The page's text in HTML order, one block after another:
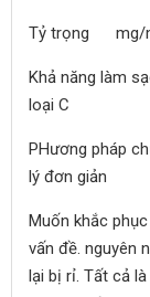
Tỷ trọng
Khả năng làm
loại C
PHương pháp
lý đơn giản
Muốn khắc
vấn đề. nguyên
lại bị rỉ. Tất cả